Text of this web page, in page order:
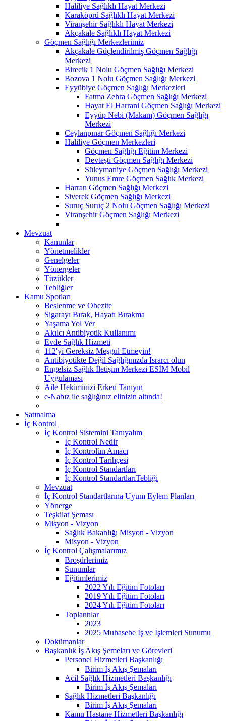
Haliliye Sağlıklı Hayat Merkezi
Karaköprü Sağlıklı Hayat Merkezi
Viranşehir Sağlıklı Hayat Merkezi
Akçakale Sağlıklı Hayat Merkezi
Göçmen Sağlığı Merkezlerimiz
Akçakale Güçlendirilmiş Göçmen Sağlığı
Merkezi
Birecik 1 Nolu Göçmen Sağlığı Merkezi
Bozova 1 Nolu Göçmen Sağlığı Merkezi
Eyyübiye Göçmen Sağlığı Merkezleri
Fatma Zehra Göçmen Sağlığı Merkezi
Hayat El Harrani Göçmen Sağlığı Merkezi
Eyyüp Nebi (Makam) Göçmen Sağlığı
Merkezi
Ceylanpınar Göçmen Sağlığı Merkezi
Haliliye Göçmen Merkezleri
Göçmen Sağlığı Eğitim Merkezi
Devteşti Göçmen Sağlığı Merkezi
Süleymaniye Göçmen Sağlığı Merkezi
Yunus Emre Göçmen Sağlık Merkezi
Harran Göçmen Sağlığı Merkezi
Siverek Göçmen Sağlığı Merkezi
Suruç Suruç 2 Nolu Göçmen Sağlığı Merkezi
Viranşehir Göçmen Sağlığı Merkezi
Mevzuat
Kanunlar
Yönetmelikler
Genelgeler
Yönergeler
Tüzükler
Tebliğler
Kamu Spotları
Beslenme ve Obezite
Sigarayı Bırak, Hayatı Bırakma
Yaşama Yol Ver
Akılcı Antibiyotik Kullanımı
Evde Sağlık Hizmeti
112'yi Gereksiz Meşgul Etmeyin!
Antibiyotikte Değil Sağlığınızda Israrcı olun
Engelsiz Sağlık İletişim Merkezi ESİM Mobil
Uygulaması
Aile Hekiminizi Erken Tanıyın
e-Nabız ile sağlığınız elinizin altında!
Satınalma
İç Kontrol
İç Kontrol Sistemini Tanıyalım
İç Kontrol Nedir
İç Kontrolün Amacı
İç Kontrol Tarihçesi
İç Kontrol Standartları
İç Kontrol StandartlarıTebliği
Mevzuat
İç Kontrol Standartlarına Uyum Eylem Planları
Yönerge
Teşkilat Şeması
Misyon - Vizyon
Sağlık Bakanlığı Misyon - Vizyon
Misyon - Vizyon
İç Kontrol Çalışmalarımız
Broşürlerimiz
Sunumlar
Eğitimlerimiz
2022 Yılı Eğitim Fotoları
2019 Yılı Eğitim Fotoları
2024 Yılı Eğitim Fotoları
Toplantılar
2023
2025 Muhasebe İş ve İşlemleri Sunumu
Dokümanlar
Başkanlık İş Akış Şemeları ve Görevleri
Personel Hizmetleri Başkanlığı
Birim İş Akış Şemaları
Acil Sağlık Hizmetleri Başkanlığı
Birim İş Akış Şemaları
Sağlık Hizmetleri Başkanlığı
Birim İş Akış Şemaları
Kamu Hastane Hizmetleri Başkanlığı